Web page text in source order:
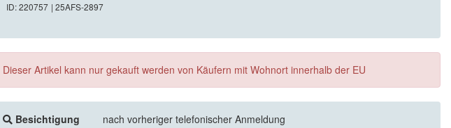
ID: 220757 | 25AFS-2897
Dieser Artikel kann nur gekauft werden von Käufern mit Wohnort innerhalb der EU
Besichtigung
nach vorheriger telefonischer Anmeldung